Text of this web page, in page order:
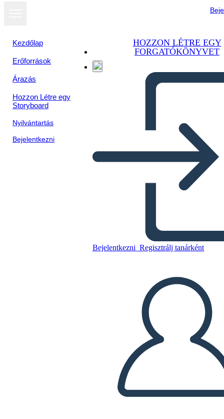
Kezdőlap
Erőforrások
Árazás
Hozzon Létre egy
Storyboard
Nyilvántartás
Bejelentkezni
HOZZON LÉTRE EGY
FORGATÓKÖNYVET
Bejelentkezni Regisztrálj tanárként
KÉSZÍTSEN EGY STORYBOARDOT
DIAVETÍTÉS LEJÁTSZÁSA
OLVASS NEKEM